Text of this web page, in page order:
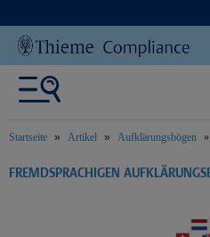
Startseite Artikel Aufklärungsbögen
text.skipToContent
text.skipToNavigation
FREMDSPRACHIGEN